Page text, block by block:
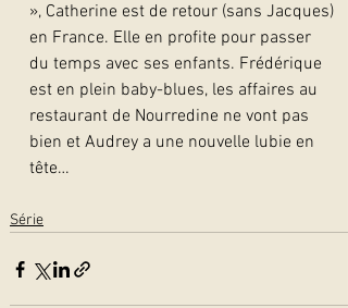
», Catherine est de retour (sans Jacques)
en France. Elle en profite pour passer
du temps avec ses enfants. Frédérique
est en plein baby-blues, les affaires au
restaurant de Nourredine ne vont pas
bien et Audrey a une nouvelle lubie en
tête…
Série